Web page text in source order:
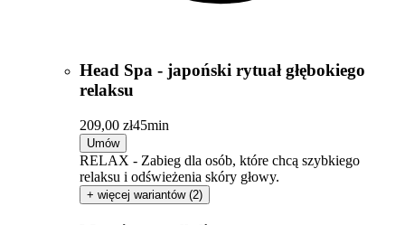
Head Spa - japoński rytuał głębokiego
relaksu
209,00 zł45min
Umów
RELAX - Zabieg dla osób, które chcą szybkiego
relaksu i odświeżenia skóry głowy.
+ więcej wariantów (2)